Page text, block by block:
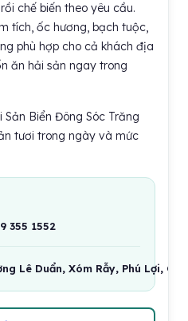
chế biến theo yêu cầu.
tích, ốc hương, bạch tuộc,
phù hợp cho cả khách địa
ăn hải sản ngay trong
Biển Đông Sóc Trăng
tươi trong ngày và mức
355 1552
Lê Duẩn, Xóm Rẫy, Phú Lợi,